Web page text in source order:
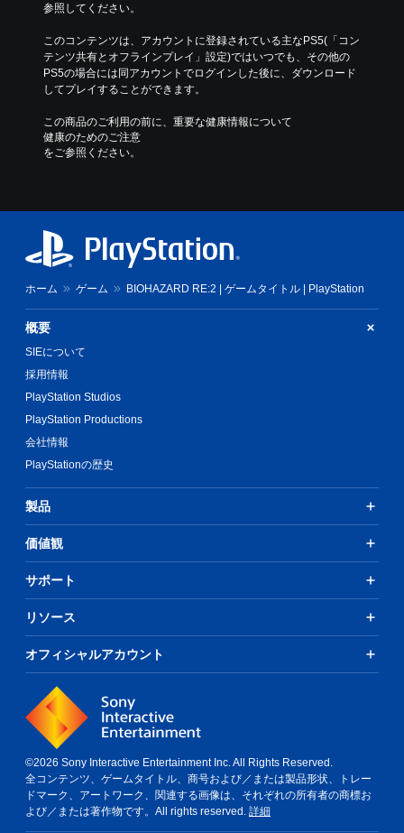
参照してください。
このコンテンツは、アカウントに登録されている主なPS5(「コン
テンツ共有とオフラインプレイ」設定)ではいつでも、その他の
PS5の場合には同アカウントでログインした後に、ダウンロード
してプレイすることができます。
この商品のご利用の前に、重要な健康情報について
健康のためのご注意
をご参照ください。
ホーム ゲーム BIOHAZARD RE:2 | ゲームタイトル | PlayStation
概要
SIEについて
採用情報
PlayStation Studios
PlayStation Productions
会社情報
PlayStationの歴史
製品
価値観
サポート
リソース
オフィシャルアカウント
©2026 Sony Interactive Entertainment Inc. All Rights Reserved.
全コンテンツ、ゲームタイトル、商号および／または製品形状、トレー
ドマーク、アートワーク、関連する画像は、それぞれの所有者の商標お
よび／または著作物です。All rights reserved. 詳細